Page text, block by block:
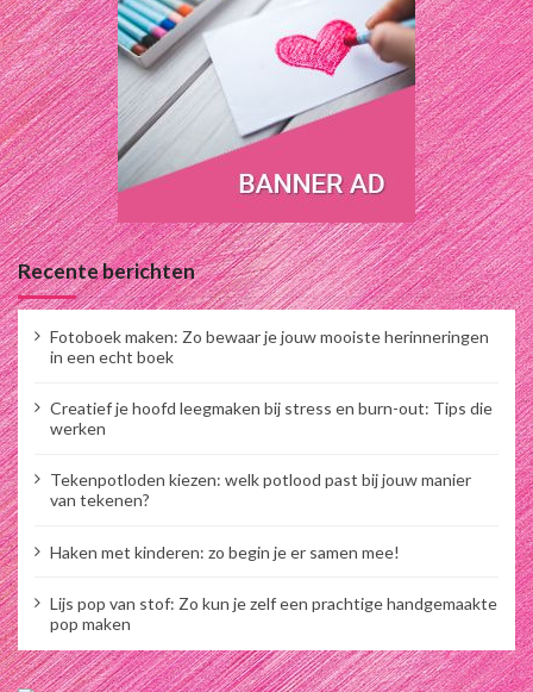
Recente berichten
Fotoboek maken: Zo bewaar je jouw mooiste herinneringen
in een echt boek
Creatief je hoofd leegmaken bij stress en burn-out: Tips die
werken
Tekenpotloden kiezen: welk potlood past bij jouw manier
van tekenen?
Haken met kinderen: zo begin je er samen mee!
Lijs pop van stof: Zo kun je zelf een prachtige handgemaakte
pop maken